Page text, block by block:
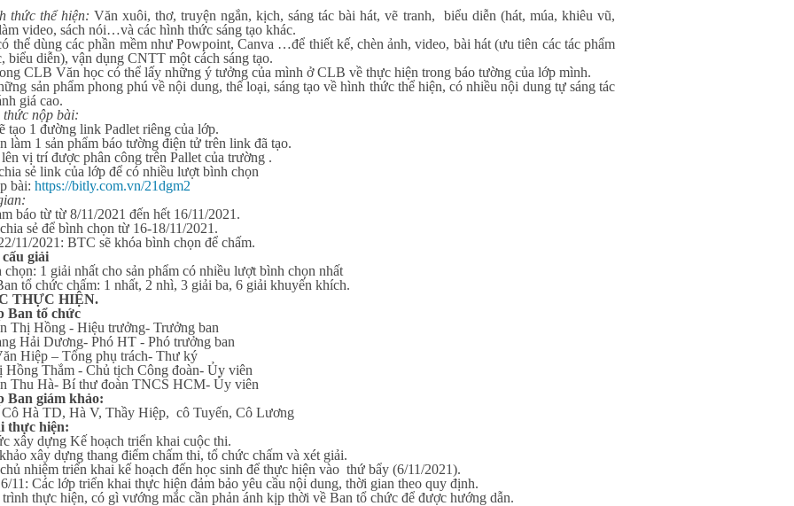
thể hiện: Văn xuôi, thơ, truyện ngắn, kịch, sáng tác bài hát, vẽ tranh, biểu diễn (hát, múa, khiêu vũ,
video, sách nói…và các hình thức sáng tạo khác.
thể dùng các phần mềm như Powpoint, Canva …để thiết kế, chèn ảnh, video, bài hát (ưu tiên các tác phẩm
biểu diễn), vận dụng CNTT một cách sáng tạo.
CLB Văn học có thể lấy những ý tưởng của mình ở CLB về thực hiện trong báo tường của lớp mình.
sản phẩm phong phú về nội dung, thể loại, sáng tạo về hình thức thể hiện, có nhiều nội dung tự sáng tác
giá cao.
nộp bài:
tạo 1 đường link Padlet riêng của lớp.
làm 1 sản phẩm báo tường điện tử trên link đã tạo.
vị trí được phân công trên Pallet của trường .
sẻ link của lớp để có nhiều lượt bình chọn
bài: https://bitly.com.vn/21dgm2
báo từ từ 8/11/2021 đến hết 16/11/2021.
sẻ để bình chọn từ 16-18/11/2021.
11/2021: BTC sẽ khóa bình chọn để chấm.
giải
1 giải nhất cho sản phẩm có nhiều lượt bình chọn nhất
tổ chức chấm: 1 nhất, 2 nhì, 3 giải ba, 6 giải khuyến khích.
THỰC HIỆN.
Ban tổ chức
Thị Hồng - Hiệu trưởng- Trưởng ban
Hải Dương- Phó HT - Phó trưởng ban
Hiệp – Tổng phụ trách- Thư ký
Thắm - Chủ tịch Công đoàn- Ủy viên
Thu Hà- Bí thư đoàn TNCS HCM- Ủy viên
Ban giám khảo:
Hà TD, Hà V, Thầy Hiệp, cô Tuyến, Cô Lương
thực hiện:
xây dựng Kế hoạch triển khai cuộc thi.
xây dựng thang điểm chấm thi, tổ chức chấm và xét giải.
nhiệm triển khai kế hoạch đến học sinh để thực hiện vào thứ bẩy (6/11/2021).
11: Các lớp triển khai thực hiện đảm bảo yêu cầu nội dung, thời gian theo quy định.
thực hiện, có gì vướng mắc cần phản ánh kịp thời về Ban tổ chức để được hướng dẫn.